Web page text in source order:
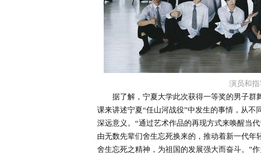
演员和
据了解，宁夏大学此次获得一等奖的男子群
课来讲述宁夏“任山河战役”中发生的事情，从
深远意义。“通过艺术作品的再现方式来唤醒当
由无数先辈们舍生忘死换来的，推动着新一代
舍生忘死之精神，为祖国的发展强大而奋斗。”